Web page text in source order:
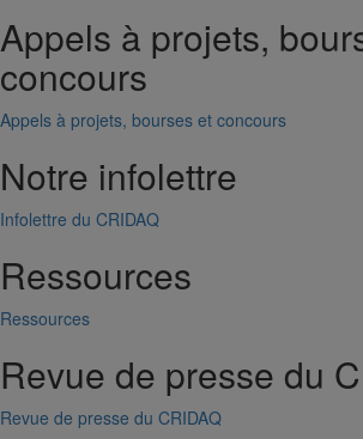
Appels à projets,
concours
Appels à projets, bourses et concours
Notre infolettre
Infolettre du CRIDAQ
Ressources
Ressources
Revue de presse du
Revue de presse du CRIDAQ